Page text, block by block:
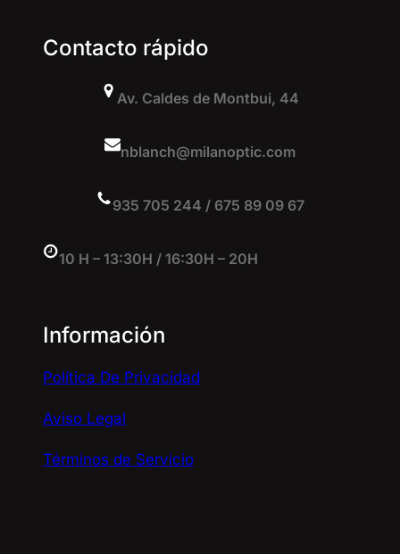
Contacto rápido
Av. Caldes de Montbui, 44
nblanch@milanoptic.com
935 705 244 / 675 89 09 67
10 H – 13:30H / 16:30H – 20H
Información
Política De Privacidad
Aviso Legal
Términos de Servicio